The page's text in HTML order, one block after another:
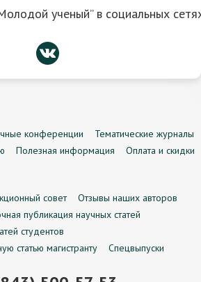
ученый” в социальных
конференции
Тематические журналы
Полезная информация
Оплата и скидки
совет
Отзывы наших авторов
публикация научных статей
студентов
статью магистранту
Спецвыпуски